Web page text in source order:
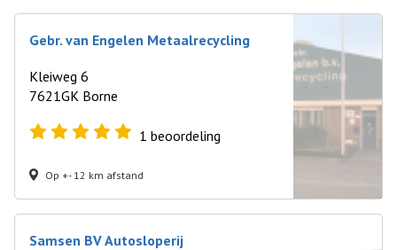
Gebr. van Engelen Metaalrecycling
Kleiweg 6
7621GK Borne
1 beoordeling
Op +- 12 km afstand
Samsen BV Autosloperij